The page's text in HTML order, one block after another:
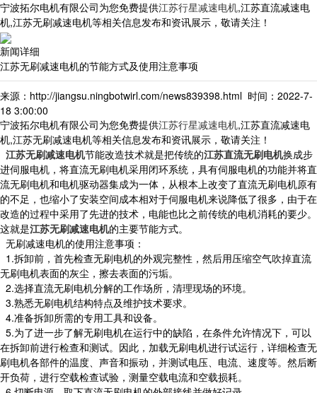
宁波拓尔电机有限公司为您免费提供江苏行星减速电机,江苏直流减速电
机,江苏无刷减速电机等相关信息发布和资讯展示，敬请关注！
新闻详细
江苏无刷减速电机的节能方式及使用注意事项
来源：http://jiangsu.ningbotwirl.com/news839398.html 时间：2022-7-
18 3:00:00
宁波拓尔电机有限公司为您免费提供江苏行星减速电机,江苏直流减速电
机,江苏无刷减速电机等相关信息发布和资讯展示，敬请关注！
江苏无刷减速电机节能改造技术就是把传统的江苏直流无刷电机换成步
进伺服电机，将直流无刷电机采用闭环系统，具有伺服电机的功能并将直
流无刷电机和电机驱动器集成为一体，从根本上改变了直流无刷电机原有
的不足，也缩小了安装空间成本相对于伺服电机来说降低了很多，由于在
改造的过程中采用了先进的技术，电能也比之前传统的电机消耗的要少。
这就是江苏无刷减速电机的主要节能方式。
无刷减速电机的使用注意事项：
1.拆卸前，首先检查无刷电机的外观完整性，然后用压缩空气吹掉直流
无刷电机表面的灰尘，擦去表面的污垢。
2.选择直流无刷电机分解的工作场所，清理现场的环境。
3.熟悉无刷电机结构特点及维护技术要求。
4.准备拆卸所需的专用工具和设备。
5.为了进一步了解无刷电机在运行中的缺陷，在条件允许情况下，可以
在拆卸前进行检查和测试。因此，加载无刷电机进行试运行，详细检查无
刷电机各部件的温度、声音和振动，并测试电压、电流、速度等。然后断
开负荷，进行空载检查试验，测量空载电流和空载损耗。